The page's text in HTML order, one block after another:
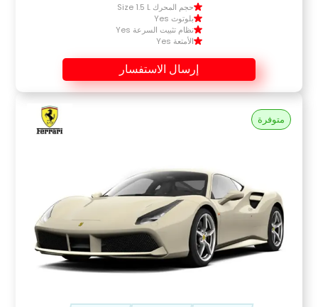
حجم المحرك Size 1.5 L
بلوتوث Yes
نظام تثبيت السرعة Yes
الأمتعة Yes
إرسال الاستفسار
متوفرة